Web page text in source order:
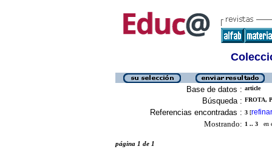
Base de datos : article
Búsqueda : FROTA,
Referencias encontradas : 3 [refinar
Mostrando: 1 .. 3 en
página 1 de 1